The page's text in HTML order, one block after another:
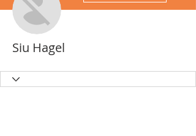
Siu Hagel